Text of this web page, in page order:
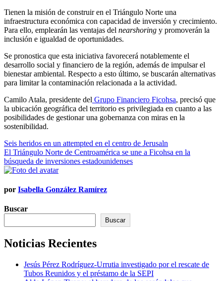
Tienen la misión de construir en el Triángulo Norte una
infraestructura económica con capacidad de inversión y crecimiento.
Para ello, emplearán las ventajas del nearshoring y promoverán la
inclusión e igualdad de oportunidades.
Se pronostica que esta iniciativa favorecerá notablemente el
desarrollo social y financiero de la región, además de impulsar el
bienestar ambiental. Respecto a esto último, se buscarán alternativas
para limitar la contaminación relacionada a la actividad.
Camilo Atala, presidente del Grupo Financiero Ficohsa, precisó que
la ubicación geográfica del territorio es privilegiada en cuanto a las
posibilidades de gestionar una gobernanza con miras en la
sostenibilidad.
Navegación
de
entradas
Seis heridos en un attempted en el centro de Jerusaln
El Triángulo Norte de Centroamérica se une a Ficohsa en la
búsqueda de inversiones estadounidenses
por Isabella González Ramírez
Buscar
Buscar
Noticias Recientes
Jesús Pérez Rodríguez-Urrutia investigado por el rescate de
Tubos Reunidos y el préstamo de la SEPI